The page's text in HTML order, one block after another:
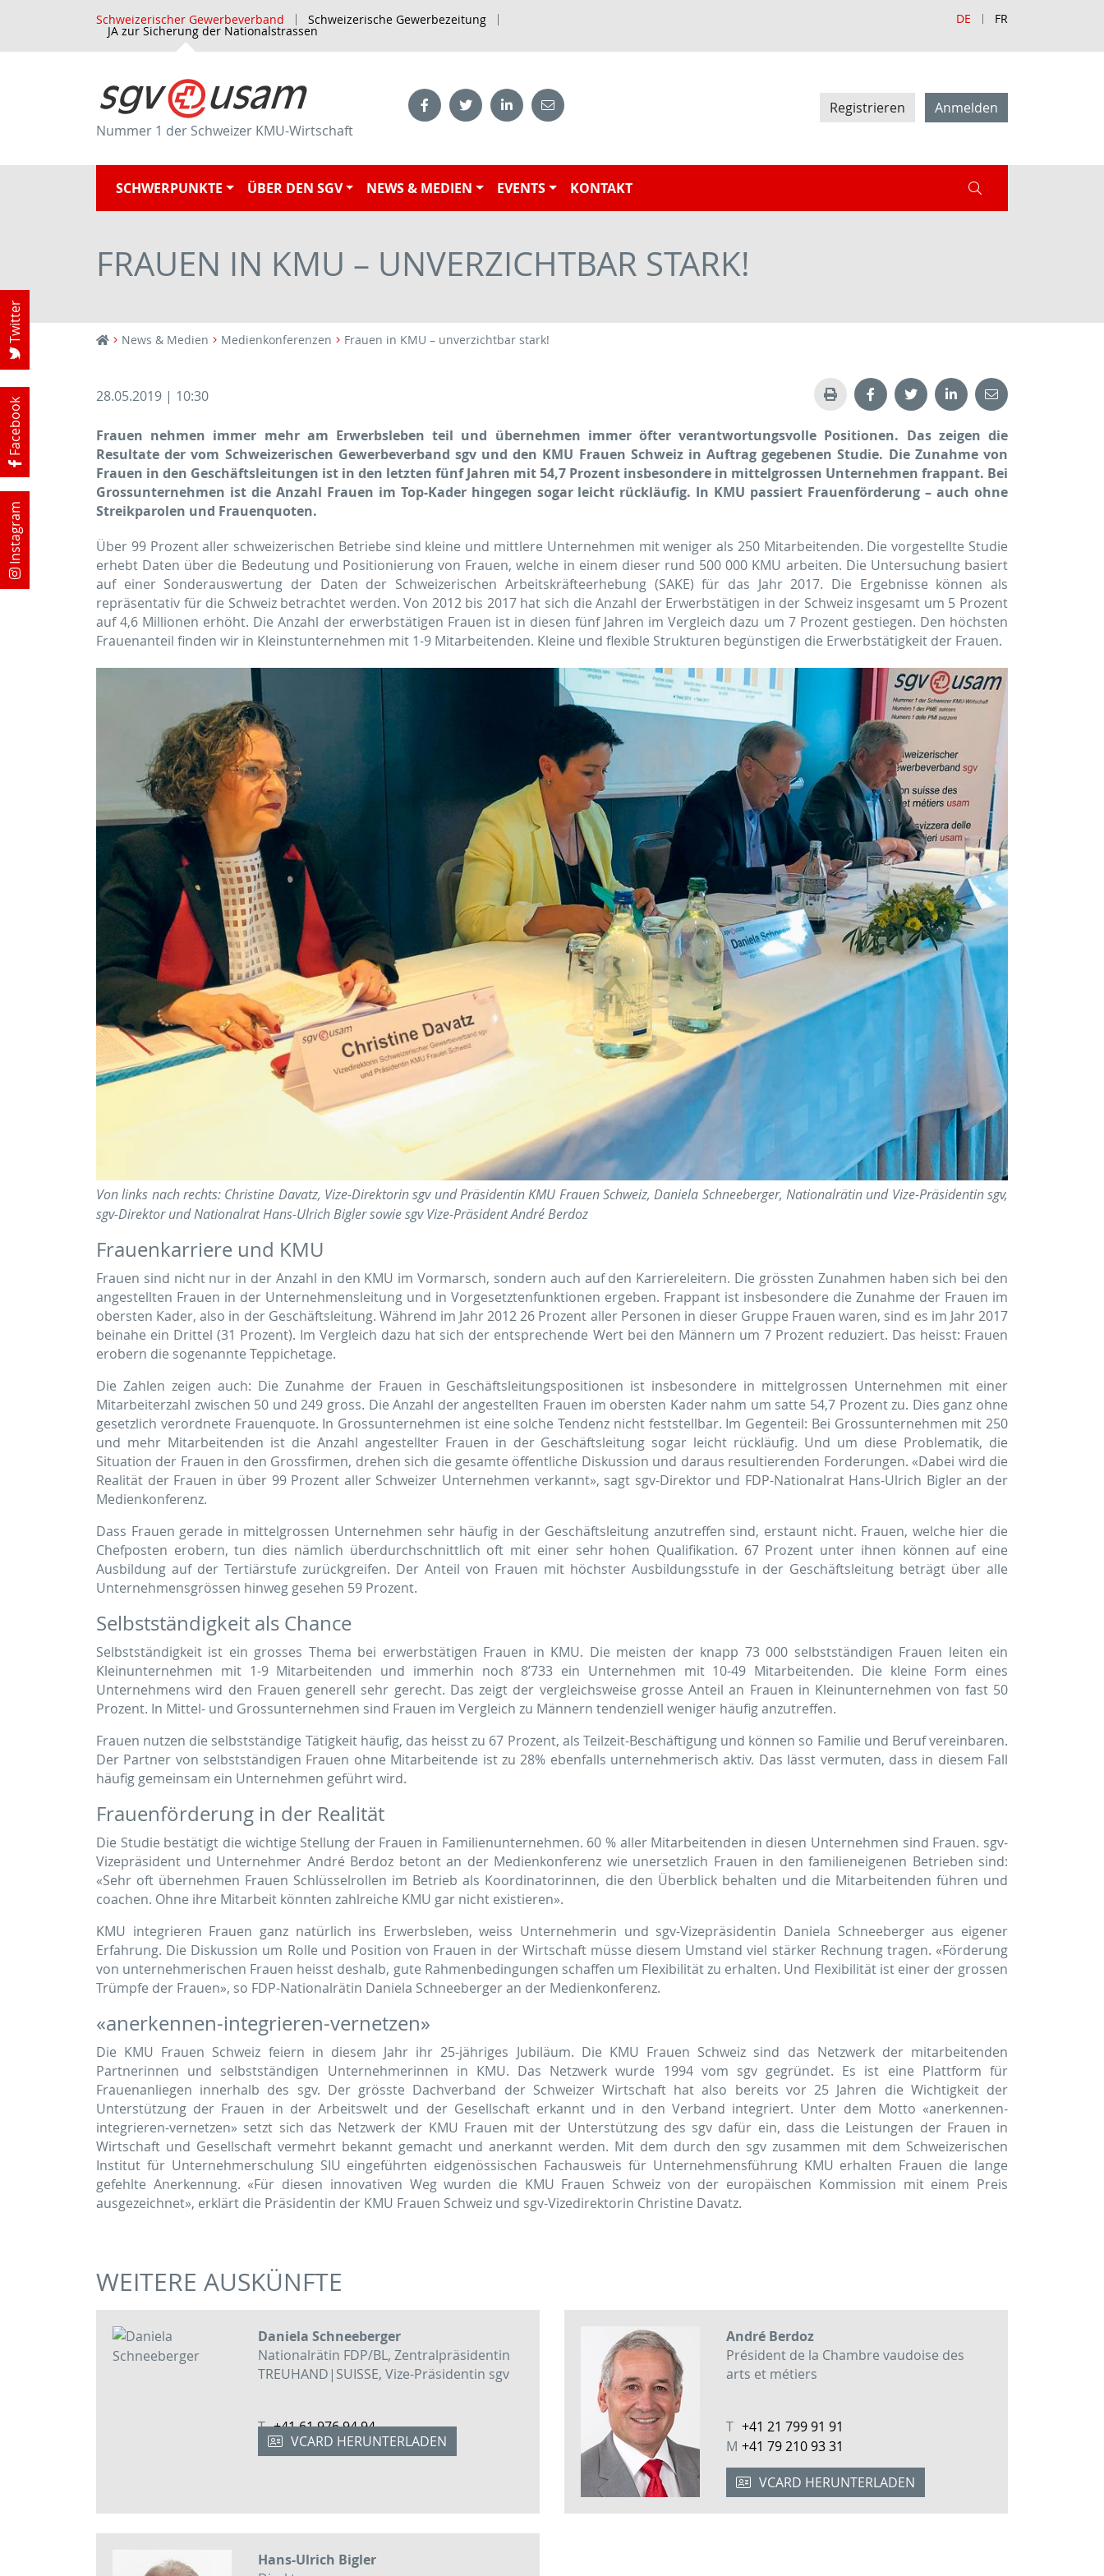
Twitter
Facebook
Instagram
Schweizerischer Gewerbeverband Schweizerische Gewerbezeitung
JA zur Sicherung der Nationalstrassen
DE FR
Nummer 1 der Schweizer KMU-Wirtschaft
Registrieren Anmelden
SCHWERPUNKTE ÜBER DEN SGV NEWS & MEDIEN EVENTS KONTAKT
FRAUEN IN KMU – UNVERZICHTBAR STARK!
News & Medien Medienkonferenzen Frauen in KMU – unverzichtbar stark!
28.05.2019 | 10:30
Frauen nehmen immer mehr am Erwerbsleben teil und übernehmen immer öfter verantwortungsvolle Positionen. Das zeigen die
Resultate der vom Schweize­rischen Gewerbeverband sgv und den KMU Frauen Schweiz in Auftrag gegebenen Studie. Die Zunahme von
Frauen in den Geschäftsleitungen ist in den letzten fünf Jahren mit 54,7 Prozent insbesondere in mittelgrossen Unternehmen frappant. Bei
Grossunternehmen ist die Anzahl Frauen im Top-Kader hingegen sogar leicht rückläufig. In KMU passiert Frauenförderung – auch ohne
Streikparolen und Frauenquoten.
Über 99 Prozent aller schweizerischen Betriebe sind kleine und mittlere Unternehmen mit weniger als 250 Mitarbeitenden. Die vorgestellte Studie
erhebt Daten über die Bedeutung und Positionierung von Frauen, welche in einem dieser rund 500 000 KMU arbeiten. Die Untersuchung basiert
auf einer Sonderauswertung der Daten der Schweizerischen Arbeitskräfteerhebung (SAKE) für das Jahr 2017. Die Ergebnisse können als
repräsentativ für die Schweiz betrachtet werden. Von 2012 bis 2017 hat sich die Anzahl der Erwerbstätigen in der Schweiz insgesamt um 5 Prozent
auf 4,6 Millionen erhöht. Die Anzahl der erwerbstätigen Frauen ist in diesen fünf Jahren im Vergleich dazu um 7 Prozent gestiegen. Den höchsten
Frauenanteil finden wir in Kleinstunternehmen mit 1-9 Mitarbeitenden. Kleine und flexible Strukturen begünstigen die Erwerbstätigkeit der Frauen.
Von links nach rechts: Christine Davatz, Vize-Direktorin sgv und Präsidentin KMU Frauen Schweiz, Daniela Schneeberger, Nationalrätin und Vize-Präsidentin sgv,
sgv-Direktor und Nationalrat Hans-Ulrich Bigler sowie sgv Vize-Präsident André Berdoz
Frauenkarriere und KMU
Frauen sind nicht nur in der Anzahl in den KMU im Vormarsch, sondern auch auf den Karriereleitern. Die grössten Zunahmen haben sich bei den
angestellten Frauen in der Unternehmensleitung und in Vorgesetztenfunktionen ergeben. Frappant ist insbesondere die Zunahme der Frauen im
obersten Kader, also in der Geschäftsleitung. Während im Jahr 2012 26 Prozent aller Personen in dieser Gruppe Frauen waren, sind es im Jahr 2017
beinahe ein Drittel (31 Prozent). Im Vergleich dazu hat sich der entsprechende Wert bei den Männern um 7 Prozent reduziert. Das heisst: Frauen
erobern die sogenannte Teppichetage.
Die Zahlen zeigen auch: Die Zunahme der Frauen in Geschäftsleitungspositionen ist insbesondere in mittelgrossen Unternehmen mit einer
Mitarbeiterzahl zwischen 50 und 249 gross. Die Anzahl der angestellten Frauen im obersten Kader nahm um satte 54,7 Prozent zu. Dies ganz ohne
gesetzlich verordnete Frauenquote. In Grossunternehmen ist eine solche Tendenz nicht feststellbar. Im Gegenteil: Bei Grossunternehmen mit 250
und mehr Mitarbeitenden ist die Anzahl angestellter Frauen in der Geschäftsleitung sogar leicht rückläufig. Und um diese Problematik, die
Situation der Frauen in den Grossfirmen, drehen sich die gesamte öffentliche Diskussion und daraus resultierenden Forderungen. «Dabei wird die
Realität der Frauen in über 99 Prozent aller Schweizer Unternehmen verkannt», sagt sgv-Direktor und FDP-Nationalrat Hans-Ulrich Bigler an der
Medienkonferenz.
Dass Frauen gerade in mittelgrossen Unternehmen sehr häufig in der Geschäftsleitung anzutreffen sind, erstaunt nicht. Frauen, welche hier die
Chefposten erobern, tun dies nämlich überdurchschnittlich oft mit einer sehr hohen Qualifikation. 67 Prozent unter ihnen können auf eine
Ausbildung auf der Tertiärstufe zurückgreifen. Der Anteil von Frauen mit höchster Ausbildungsstufe in der Geschäftsleitung beträgt über alle
Unternehmensgrössen hinweg gesehen 59 Prozent.
Selbstständigkeit als Chance
Selbstständigkeit ist ein grosses Thema bei erwerbstätigen Frauen in KMU. Die meisten der knapp 73 000 selbstständigen Frauen leiten ein
Kleinunternehmen mit 1-9 Mitar­beitenden und immerhin noch 8’733 ein Unternehmen mit 10-49 Mitarbeitenden. Die kleine Form eines
Unternehmens wird den Frauen generell sehr gerecht. Das zeigt der vergleichsweise grosse Anteil an Frauen in Kleinunternehmen von fast 50
Prozent. In Mittel- und Grossunternehmen sind Frauen im Vergleich zu Männern tendenziell weniger häufig anzutreffen.
Frauen nutzen die selbstständige Tätigkeit häufig, das heisst zu 67 Prozent, als Teilzeit-Beschäftigung und können so Familie und Beruf vereinbaren.
Der Partner von selbst­ständigen Frauen ohne Mitarbeitende ist zu 28% ebenfalls unternehmerisch aktiv. Das lässt vermuten, dass in diesem Fall
häufig gemeinsam ein Unternehmen geführt wird.
Frauenförderung in der Realität
Die Studie bestätigt die wichtige Stellung der Frauen in Familienunternehmen. 60 % aller Mitarbeitenden in diesen Unternehmen sind Frauen. sgv-
Vizepräsident und Unternehmer André Berdoz betont an der Medienkonferenz wie unersetzlich Frauen in den familien­eigenen Betrieben sind:
«Sehr oft übernehmen Frauen Schlüsselrollen im Betrieb als Koordinatorinnen, die den Überblick behalten und die Mitarbeitenden führen und
coachen. Ohne ihre Mitarbeit könnten zahlreiche KMU gar nicht existieren».
KMU integrieren Frauen ganz natürlich ins Erwerbsleben, weiss Unternehmerin und sgv-Vizepräsidentin Daniela Schneeberger aus eigener
Erfahrung. Die Diskussion um Rolle und Position von Frauen in der Wirtschaft müsse diesem Umstand viel stärker Rechnung tragen. «Förderung
von unternehmerischen Frauen heisst deshalb, gute Rahmen­be­dingungen schaffen um Flexibilität zu erhalten. Und Flexibilität ist einer der grossen
Trümpfe der Frauen», so FDP-Nationalrätin Daniela Schneeberger an der Medien­konferenz.
«anerkennen-integrieren-vernetzen»
Die KMU Frauen Schweiz feiern in diesem Jahr ihr 25-jähriges Jubiläum. Die KMU Frauen Schweiz sind das Netzwerk der mitarbeitenden
Partnerinnen und selbstständigen Unternehmerinnen in KMU. Das Netzwerk wurde 1994 vom sgv gegründet. Es ist eine Plattform für
Frauenanliegen innerhalb des sgv. Der grösste Dachverband der Schweizer Wirtschaft hat also bereits vor 25 Jahren die Wichtigkeit der
Unterstützung der Frauen in der Arbeitswelt und der Gesellschaft erkannt und in den Verband integriert. Unter dem Motto «anerkennen-
integrieren-vernetzen» setzt sich das Netzwerk der KMU Frauen mit der Unterstützung des sgv dafür ein, dass die Leistungen der Frauen in
Wirtschaft und Gesellschaft vermehrt bekannt gemacht und anerkannt werden. Mit dem durch den sgv zusammen mit dem Schweizerischen
Institut für Unternehmerschulung SIU eingeführten eidgenössischen Fachausweis für Unternehmensführung KMU erhalten Frauen die lange
gefehlte Anerkennung. «Für diesen innovativen Weg wurden die KMU Frauen Schweiz von der europäischen Kommission mit einem Preis
ausgezeichnet», erklärt die Präsidentin der KMU Frauen Schweiz und sgv-Vizedirektorin Christine Davatz.
WEITERE AUSKÜNFTE
Daniela Schneeberger
Nationalrätin FDP/BL, Zentralpräsidentin
TREUHAND|SUISSE, Vize-Präsidentin sgv
T +41 61 976 94 94
M +41 79 233 84 80
VCARD HERUNTERLADEN
André Berdoz
Président de la Chambre vaudoise des
arts et métiers
T +41 21 799 91 91
M +41 79 210 93 31
VCARD HERUNTERLADEN
Hans-Ulrich Bigler